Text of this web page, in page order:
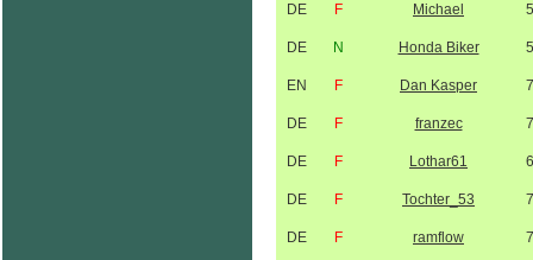
DE F Michael
DE N Honda Biker
EN F Dan Kasper
DE F franzec
DE F Lothar61
DE F Tochter_53
DE F ramflow